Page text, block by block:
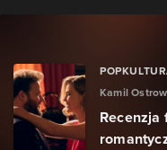
Kamil